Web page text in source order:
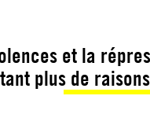
et la
plus de